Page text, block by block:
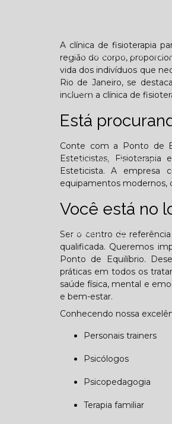
Você sabe o que é
Galeria
Edição Agosto - 2025
Contato
A clínica de fisioterapia
região do corpo,
vida dos indivíduos que
Rio de Janeiro, se
incluem a clínica de
Está
Conte com a Ponto de
Esteticistas,
Esteticista. A empresa
equipamentos modernos,
Você está no
Ser o centro de
qualificada. Queremos
Ponto de Equilíbrio.
práticas em todos os
saúde física, mental e
e bem-estar.
Conhecendo nossa
Personais trainers
Psicólogos
Psicopedagogia
Terapia familiar